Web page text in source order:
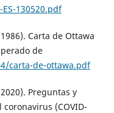
130520.pdf
Carta de Ottawa
de
carta-de-ottawa.pdf
Preguntas y
(COVID-